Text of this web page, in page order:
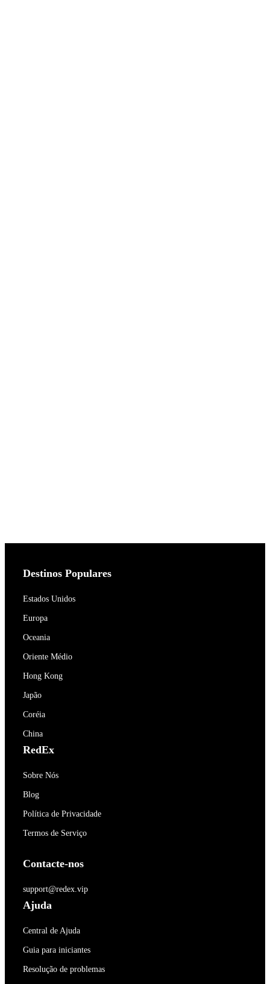
Destinos Populares
Estados Unidos
Europa
Oceania
Oriente Médio
Hong Kong
Japão
Coréia
China
RedEx
Sobre Nós
Blog
Política de Privacidade
Termos de Serviço
Contacte-nos
support@redex.vip
Ajuda
Central de Ajuda
Guia para iniciantes
Resolução de problemas